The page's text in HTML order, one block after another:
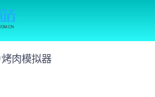
烤肉模拟器